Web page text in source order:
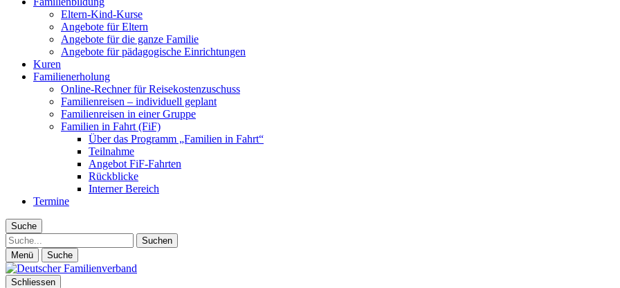
Eltern-Kind-Kurse
Angebote für Eltern
Angebote für die ganze Familie
Angebote für pädagogische Einrichtungen
Kuren
Familienerholung
Online-Rechner für Reisekostenzuschuss
Familienreisen – individuell geplant
Familienreisen in einer Gruppe
Familien in Fahrt (FiF)
Über das Programm „Familien in Fahrt“
Teilnahme
Angebot FiF-Fahrten
Rückblicke
Interner Bereich
Termine
Suche
Suche
Menü Suche
Schliessen